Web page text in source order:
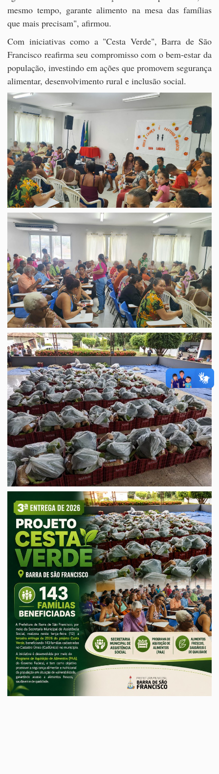
mesmo tempo, garante alimento na mesa das famílias
que mais precisam", afirmou.
Com iniciativas como a "Cesta Verde", Barra de São
Francisco reafirma seu compromisso com o bem-estar da
população, investindo em ações que promovem segurança
alimentar, desenvolvimento rural e inclusão social.